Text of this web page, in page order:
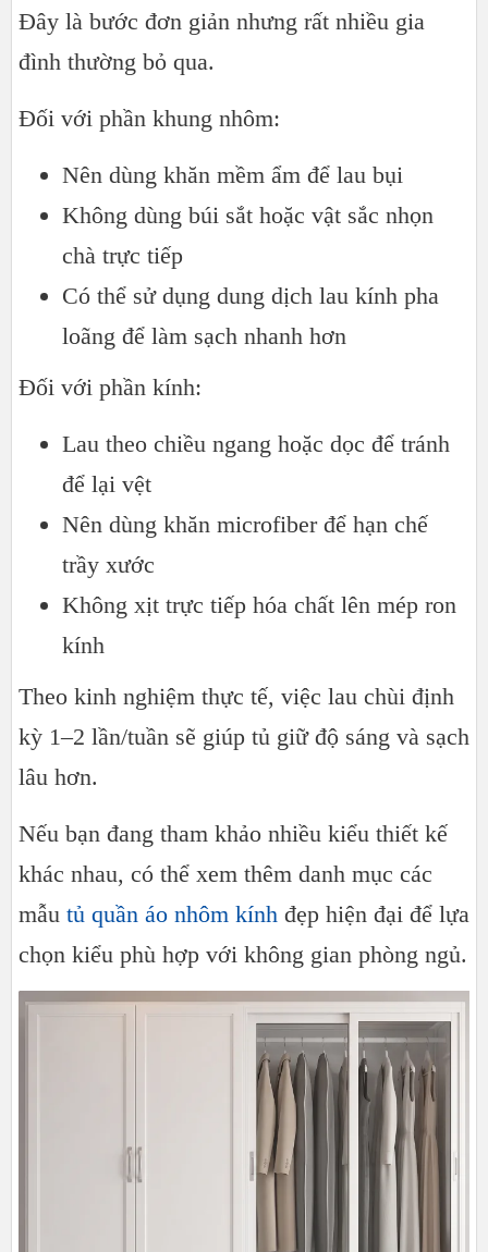
Đây là bước đơn giản nhưng rất nhiều gia
đình thường bỏ qua.
Đối với phần khung nhôm:
Nên dùng khăn mềm ẩm để lau bụi
Không dùng búi sắt hoặc vật sắc nhọn
chà trực tiếp
Có thể sử dụng dung dịch lau kính pha
loãng để làm sạch nhanh hơn
Đối với phần kính:
Lau theo chiều ngang hoặc dọc để tránh
để lại vệt
Nên dùng khăn microfiber để hạn chế
trầy xước
Không xịt trực tiếp hóa chất lên mép ron
kính
Theo kinh nghiệm thực tế, việc lau chùi định
kỳ 1–2 lần/tuần sẽ giúp tủ giữ độ sáng và sạch
lâu hơn.
Nếu bạn đang tham khảo nhiều kiểu thiết kế
khác nhau, có thể xem thêm danh mục các
mẫu tủ quần áo nhôm kính đẹp hiện đại để lựa
chọn kiểu phù hợp với không gian phòng ngủ.